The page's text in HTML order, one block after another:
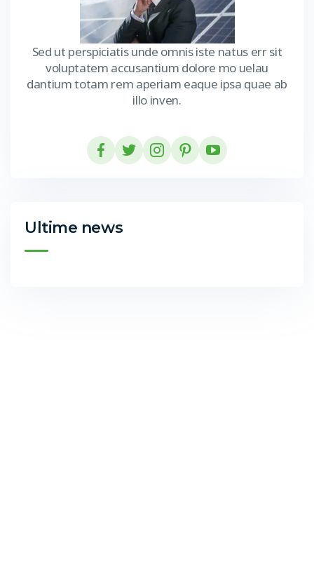
Sed ut perspiciatis unde omnis iste natus err sit
voluptatem accusantium dolore mo uelau
dantium totam rem aperiam eaque ipsa quae ab
illo inven.
Ultime news